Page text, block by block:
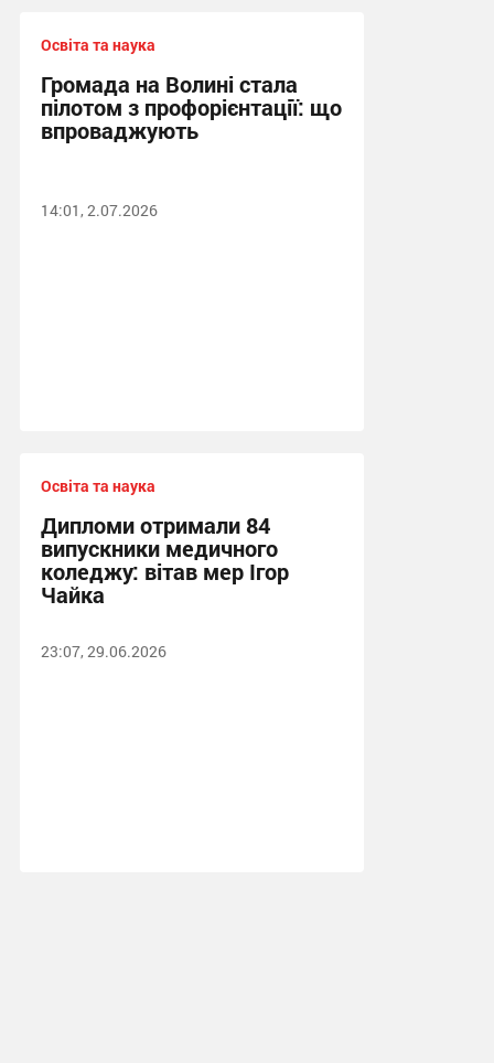
Освіта та наука
Громада на Волині стала
пілотом з профорієнтації: що
впроваджують
14:01, 2.07.2026
Освіта та наука
Дипломи отримали 84
випускники медичного
коледжу: вітав мер Ігор
Чайка
23:07, 29.06.2026